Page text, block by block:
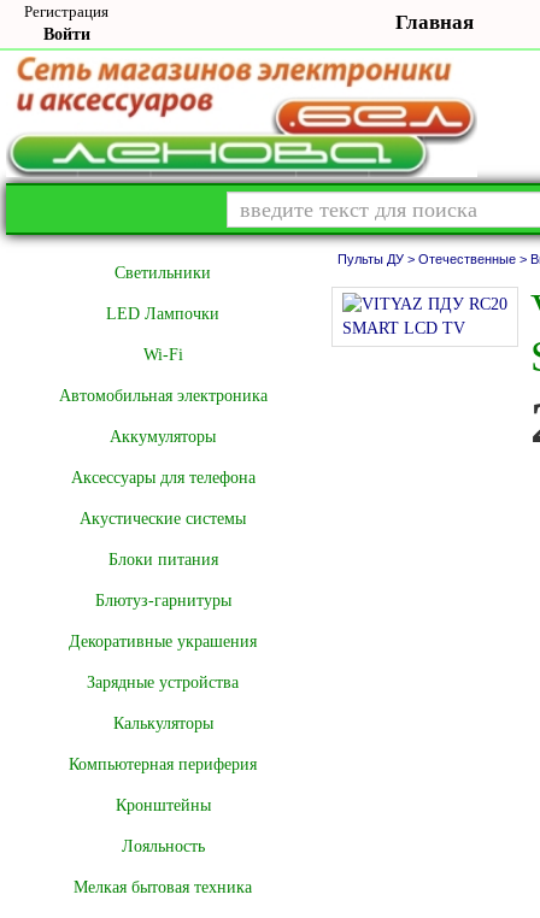
Регистрация
Войти
Главная
Cветильники
LED Лампочки
Wi-Fi
Автомобильная электроника
Аккумуляторы
Аксессуары для телефона
Акустические системы
Блоки питания
Блютуз-гарнитуры
Декоративные украшения
Зарядные устройства
Калькуляторы
Компьютерная периферия
Кронштейны
Лояльность
Мелкая бытовая техника
Пульты ДУ > Отечественные >